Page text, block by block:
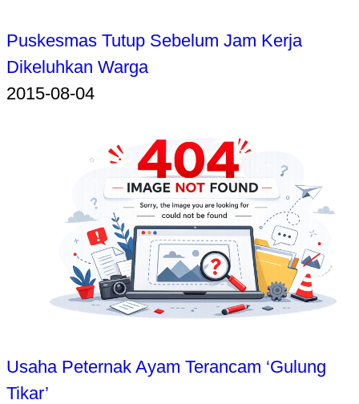
Puskesmas Tutup Sebelum Jam Kerja
Dikeluhkan Warga
2015-08-04
Usaha Peternak Ayam Terancam ‘Gulung
Tikar’